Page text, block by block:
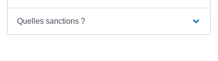
Quelles sanctions ?